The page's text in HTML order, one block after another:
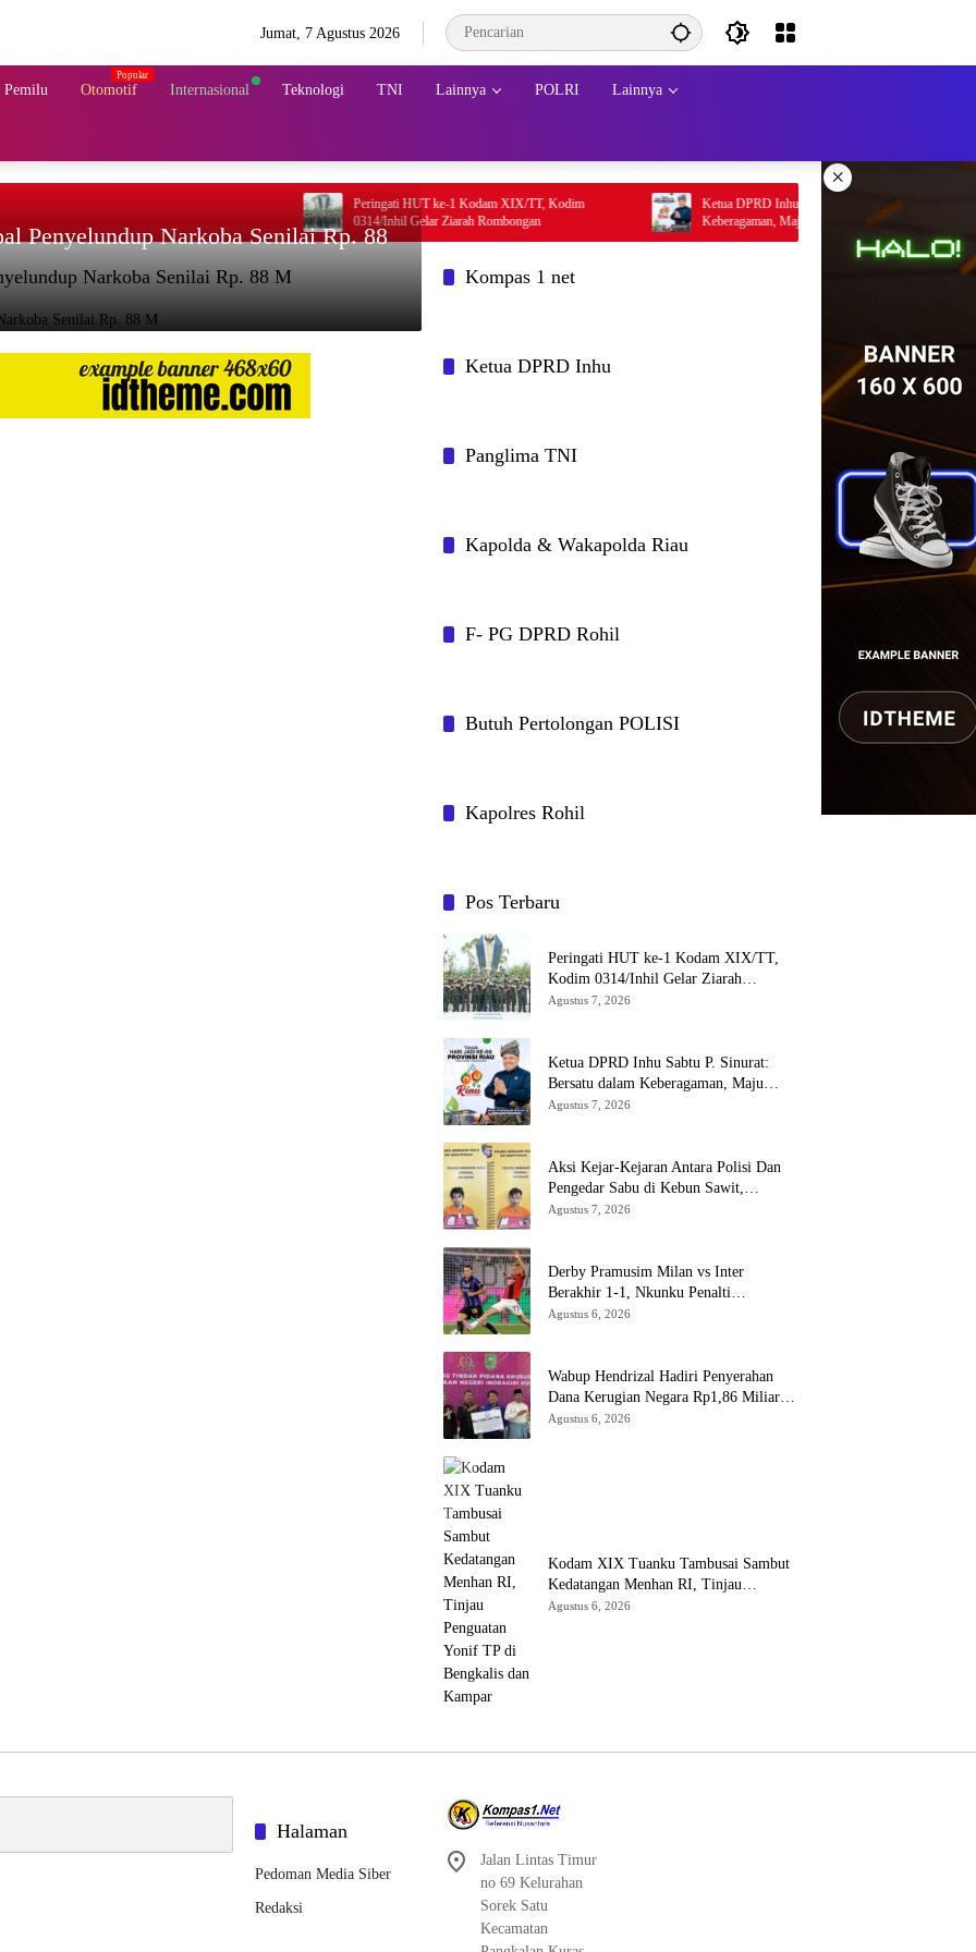
Jumat, 7 Agustus 2026
Otomotif Internasional Teknologi TNI Lainnya POLRI Lainnya
×
Peringati HUT ke-1 Kodam XIX/TT, Kodim
0314/Inhil Gelar Ziarah Rombongan
Ketua DPRD Inhu Sabtu P. Sinurat: Bersatu dalam
Keberagaman, Maju dalam Pembangunan di HUT
ke-69 Provinsi Riau
Narkoba Senilai Rp. 88 M
Penyelundup Narkoba Senilai Rp. 88
Kompas 1 net
Ketua DPRD Inhu
Panglima TNI
Kapolda & Wakapolda Riau
F- PG DPRD Rohil
Butuh Pertolongan POLISI
Kapolres Rohil
Pos Terbaru
Peringati HUT ke-1 Kodam XIX/TT,
Kodim 0314/Inhil Gelar Ziarah
Rombongan
Agustus 7, 2026
Ketua DPRD Inhu Sabtu P. Sinurat:
Bersatu dalam Keberagaman, Maju
dalam Pembangunan di HUT ke-69
Agustus 7, 2026
Aksi Kejar-Kejaran Antara Polisi Dan
Pengedar Sabu di Kebun Sawit,
Satresnarkoba Polres Inhu Ringkus Dua
Agustus 7, 2026
Derby Pramusim Milan vs Inter
Berakhir 1-1, Nkunku Penalti
Selamatkan Rossoneri
Agustus 6, 2026
Wabup Hendrizal Hadiri Penyerahan
Dana Kerugian Negara Rp1,86 Miliar
Kasus Korupsi BPR Indra Arta
Agustus 6, 2026
Kodam XIX Tuanku Tambusai Sambut
Kedatangan Menhan RI, Tinjau
Penguatan Yonif TP di Bengkalis dan
Agustus 6, 2026
Halaman
Pedoman Media Siber
Redaksi
Jalan Lintas Timur
no 69 Kelurahan
Sorek Satu
Kecamatan